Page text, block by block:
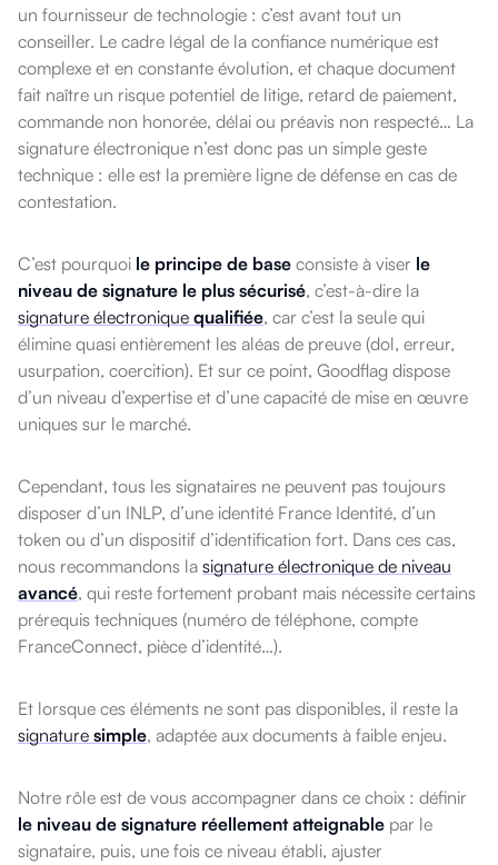
un fournisseur de technologie : c’est avant tout un
conseiller. Le cadre légal de la confiance numérique est
complexe et en constante évolution, et chaque document
fait naître un risque potentiel de litige, retard de paiement,
commande non honorée, délai ou préavis non respecté… La
signature électronique n’est donc pas un simple geste
technique : elle est la première ligne de défense en cas de
contestation.
C’est pourquoi le principe de base consiste à viser le
niveau de signature le plus sécurisé, c’est-à-dire la
signature électronique qualifiée, car c’est la seule qui
élimine quasi entièrement les aléas de preuve (dol, erreur,
usurpation, coercition). Et sur ce point, Goodflag dispose
d’un niveau d’expertise et d’une capacité de mise en œuvre
uniques sur le marché.
Cependant, tous les signataires ne peuvent pas toujours
disposer d’un INLP, d’une identité France Identité, d’un
token ou d’un dispositif d’identification fort. Dans ces cas,
nous recommandons la signature électronique de niveau
avancé, qui reste fortement probant mais nécessite certains
prérequis techniques (numéro de téléphone, compte
FranceConnect, pièce d’identité…).
Et lorsque ces éléments ne sont pas disponibles, il reste la
signature simple, adaptée aux documents à faible enjeu.
Notre rôle est de vous accompagner dans ce choix : définir
le niveau de signature réellement atteignable par le
signataire, puis, une fois ce niveau établi, ajuster